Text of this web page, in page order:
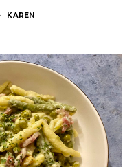
KAREN